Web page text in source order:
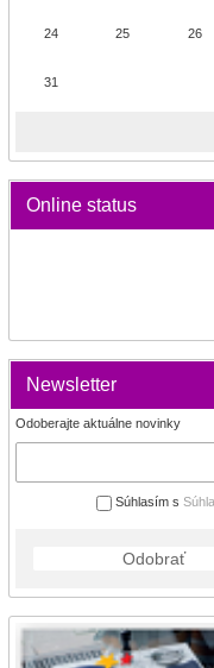
24 25 26
31
Online status
Newsletter
Odoberajte aktuálne novinky
Súhlasím s
Odobrať